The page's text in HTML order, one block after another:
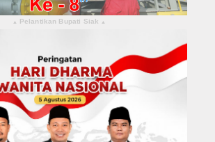
▴ Pelantikan Bupati Siak ▴